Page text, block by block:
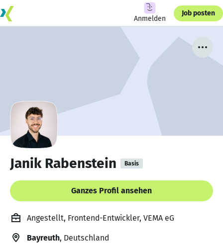
Anmelden
Job posten
Janik Rabenstein Basis
Ganzes Profil ansehen
Angestellt, Frontend-Entwickler, VEMA eG
Bayreuth, Deutschland